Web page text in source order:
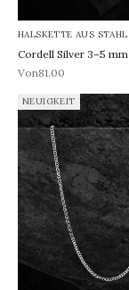
HALSKETTE AUS STAHL
Cordell Silver 3–5 mm
REA-pris
Von81.00
NEUIGKEIT